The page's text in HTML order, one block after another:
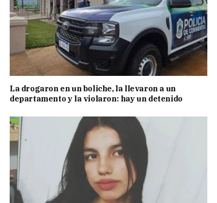
La drogaron en un boliche, la llevaron a un
departamento y la violaron: hay un detenido